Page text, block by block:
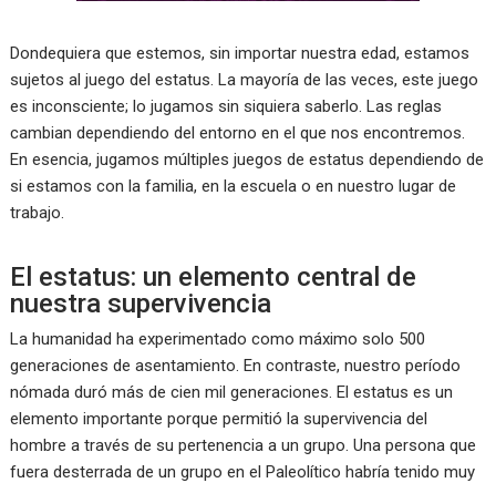
Dondequiera que estemos, sin importar nuestra edad, estamos
sujetos al juego del estatus. La mayoría de las veces, este juego
es inconsciente; lo jugamos sin siquiera saberlo. Las reglas
cambian dependiendo del entorno en el que nos encontremos.
En esencia, jugamos múltiples juegos de estatus dependiendo de
si estamos con la familia, en la escuela o en nuestro lugar de
trabajo.
El estatus: un elemento central de
nuestra supervivencia
La humanidad ha experimentado como máximo solo 500
generaciones de asentamiento. En contraste, nuestro período
nómada duró más de cien mil generaciones. El estatus es un
elemento importante porque permitió la supervivencia del
hombre a través de su pertenencia a un grupo. Una persona que
fuera desterrada de un grupo en el Paleolítico habría tenido muy